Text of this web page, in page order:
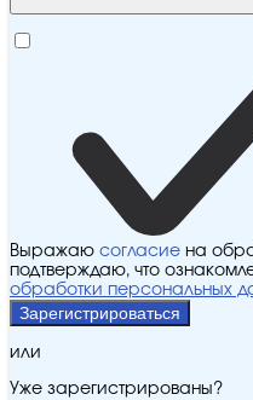
Выражаю согласие на
подтверждаю, что
обработки персональных
Зарегистрироваться
или
Уже зарегистрированы?